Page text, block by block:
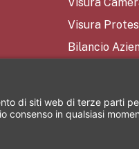
Visura
Bilancio
Chi siamo
all’attività di direzione